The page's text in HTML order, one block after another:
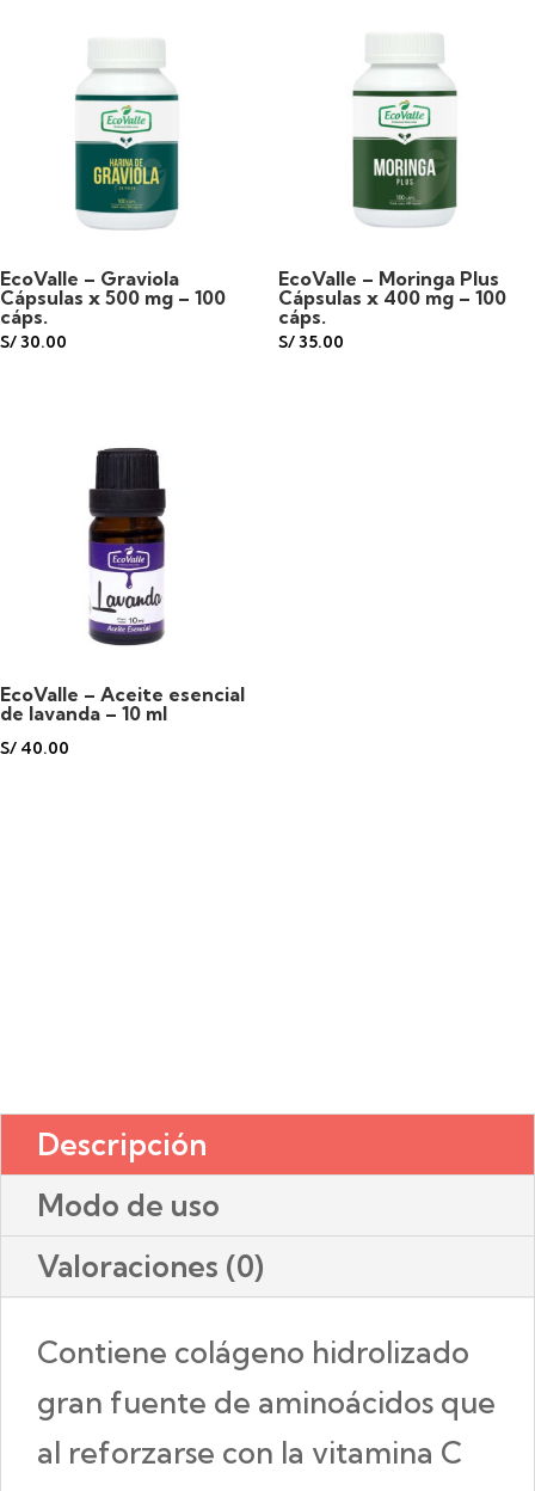
cantidad
EcoValle – Graviola
Cápsulas x 500 mg – 100
cáps.
S/30.00
EcoValle – Moringa Plus
Cápsulas x 400 mg – 100
cáps.
S/35.00
EcoValle – Aceite esencial
de lavanda – 10 ml
S/ 40.00
Descripción
Modo de uso
Valoraciones (0)
Contiene colágeno hidrolizado
gran fuente de aminoácidos que
al reforzarse con la vitamina C